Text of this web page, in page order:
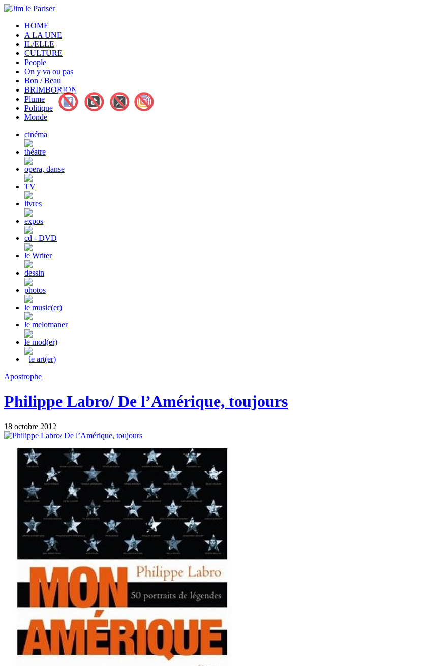
HOME
A LA UNE
IL/ELLE
CULTURE
People
On y va ou pas
Bon / Beau
BRIMBORION
Plume
Politique
Monde
cinéma
théatre
opera, danse
TV
livres
expos
cd - DVD
le Writer
dessin
photos
le music(er)
le melomaner
le mod(er)
le art(er)
Apostrophe
Philippe Labro/ De l’Amérique, toujours
18 octobre 2012